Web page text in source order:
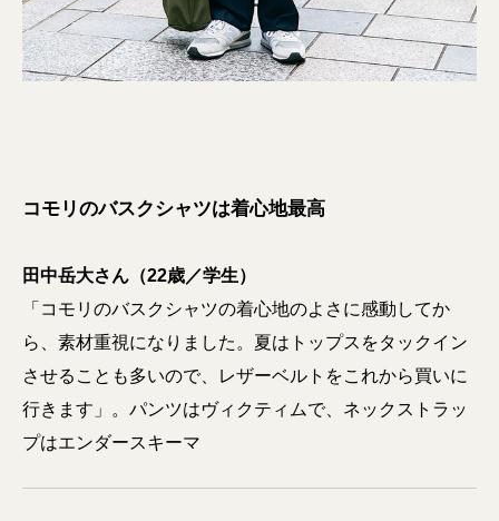
コモリのバスクシャツは着心地最高
田中岳大さん（22歳／学生）
「コモリのバスクシャツの着心地のよさに感動してか
ら、素材重視になりました。夏はトップスをタックイン
させることも多いので、レザーベルトをこれから買いに
行きます」。パンツはヴィクティムで、ネックストラッ
プはエンダースキーマ